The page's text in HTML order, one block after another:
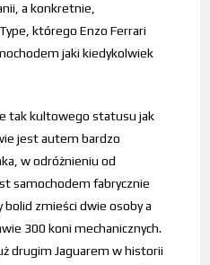
a konkretnie,
którego Enzo Ferrari
jaki kiedykolwiek
tak kultowego statusu jak
jest autem bardzo
w odróżnieniu od
samochodem fabrycznie
zmieści dwie osoby a
300 koni mechanicznych.
drugim Jaguarem w historii